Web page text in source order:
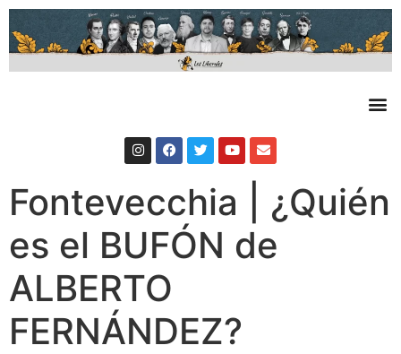
Fontevecchia | ¿Quién
es el BUFÓN de
ALBERTO
FERNÁNDEZ?